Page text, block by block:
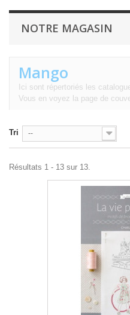
NOTRE MAGASIN
Mango
Ici sont répertoriés les
Vous en voyez la page de
Tri --
Résultats 1 - 13 sur 13.